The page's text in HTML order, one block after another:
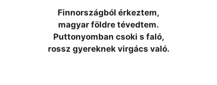
Finnországból érkeztem,
magyar földre tévedtem.
Puttonyomban csoki s faló,
rossz gyereknek virgács való.